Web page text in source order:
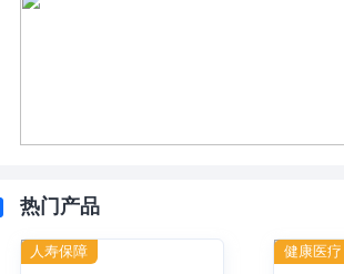
热门产品
人寿保障 健康医疗